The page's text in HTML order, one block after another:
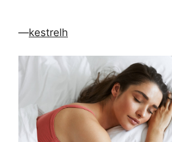
—kestrelh